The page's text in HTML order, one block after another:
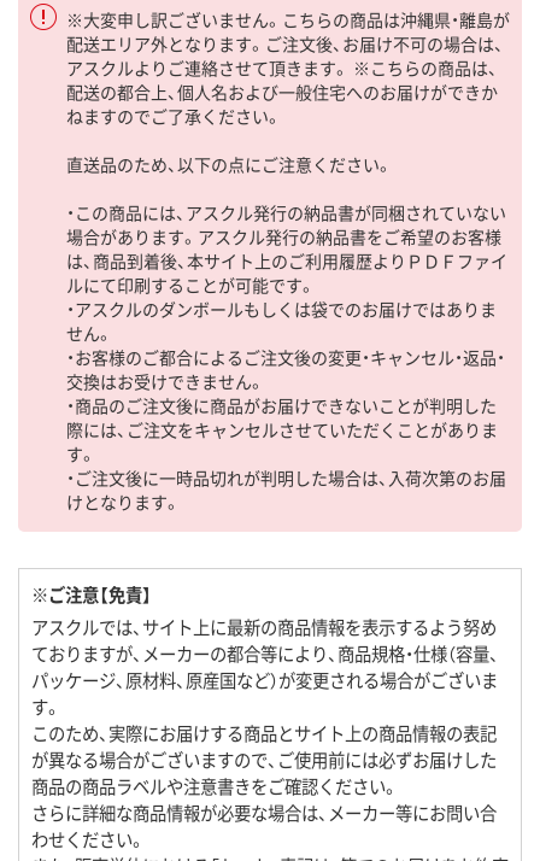
※大変申し訳ございません。こちらの商品は沖縄県・離島が
配送エリア外となります。ご注文後、お届け不可の場合は、
アスクルよりご連絡させて頂きます。 ※こちらの商品は、
配送の都合上、個人名および一般住宅へのお届けができか
ねますのでご了承ください。
直送品のため、以下の点にご注意ください。
・この商品には、アスクル発行の納品書が同梱されていない
場合があります。アスクル発行の納品書をご希望のお客様
は、商品到着後、本サイト上のご利用履歴よりＰＤＦファイ
ルにて印刷することが可能です。
・アスクルのダンボールもしくは袋でのお届けではありま
せん。
・お客様のご都合によるご注文後の変更・キャンセル・返品・
交換はお受けできません。
・商品のご注文後に商品がお届けできないことが判明した
際には、ご注文をキャンセルさせていただくことがありま
す。
・ご注文後に一時品切れが判明した場合は、入荷次第のお届
けとなります。
※ご注意【免責】
アスクルでは、サイト上に最新の商品情報を表示するよう努め
ておりますが、メーカーの都合等により、商品規格・仕様（容量、
パッケージ、原材料、原産国など）が変更される場合がございま
す。
このため、実際にお届けする商品とサイト上の商品情報の表記
が異なる場合がございますので、ご使用前には必ずお届けした
商品の商品ラベルや注意書きをご確認ください。
さらに詳細な商品情報が必要な場合は、メーカー等にお問い合
わせください。